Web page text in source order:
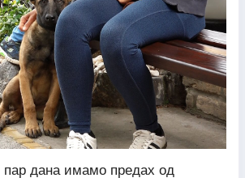
пар дана имамо предах од